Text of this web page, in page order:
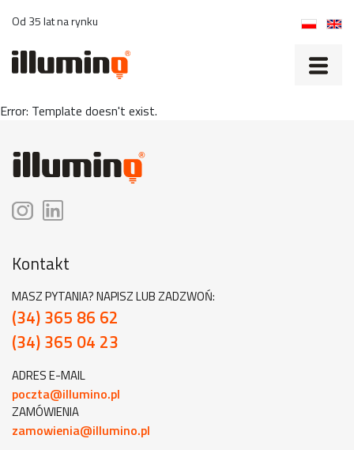
Od 35 lat na rynku
Error: Template doesn't exist.
Kontakt
MASZ PYTANIA? NAPISZ LUB ZADZWOŃ:
(34) 365 86 62
(34) 365 04 23
ADRES E-MAIL
poczta@illumino.pl
ZAMÓWIENIA
zamowienia@illumino.pl